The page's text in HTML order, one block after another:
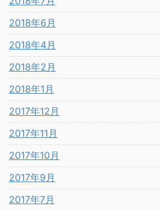
2018年6月
2018年4月
2018年2月
2018年1月
2017年12月
2017年11月
2017年10月
2017年9月
2017年7月